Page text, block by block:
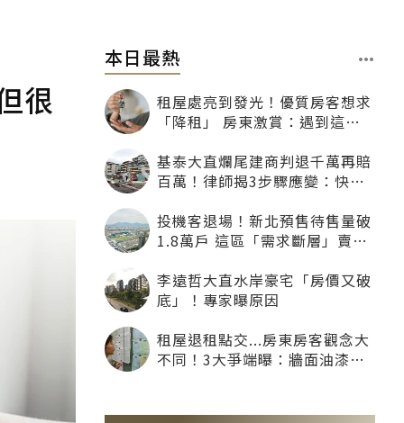
很
本日最熱
租屋處亮到發光！優質房客想求
「降租」 房東激賞：遇到這種
基泰大直爛尾建商判退千萬再賠
百萬！律師揭3步驟應變：快通
投機客退場！新北預售待售量破
1.8萬戶 這區「需求斷層」賣壓
李遠哲大直水岸豪宅「房價又破
底」！專家曝原因
租屋退租點交...房東房客觀念大
不同！3大爭端曝：牆面油漆、